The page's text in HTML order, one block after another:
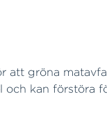
gröna
kan förstöra